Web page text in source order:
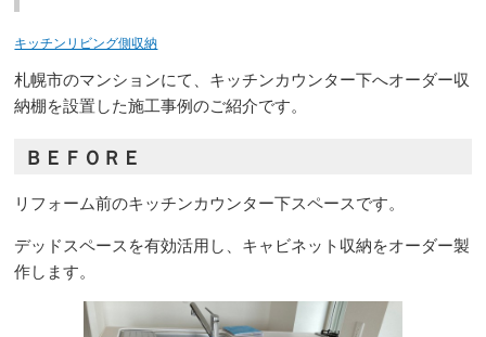
キッチンリビング側収納
札幌市のマンションにて、キッチンカウンター下へオーダー収
納棚を設置した施工事例のご紹介です。
ＢＥＦＯＲＥ
リフォーム前のキッチンカウンター下スペースです。
デッドスペースを有効活用し、キャビネット収納をオーダー製
作します。